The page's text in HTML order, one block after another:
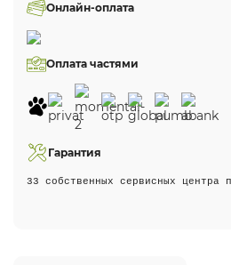
Онлайн-оплата
Оплата частями
Гарантия
33 собственных сервисных центра